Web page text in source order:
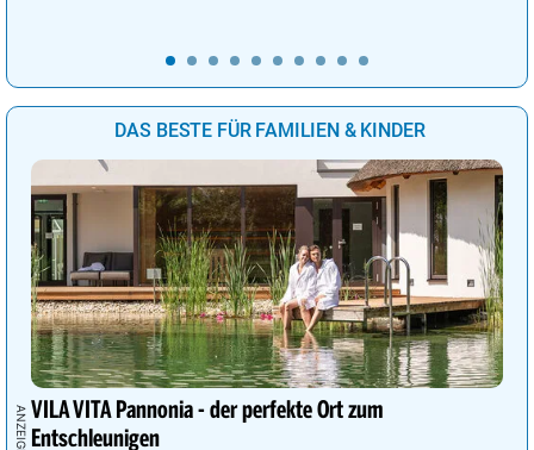
DAS BESTE FÜR FAMILIEN & KINDER
VILA VITA Pannonia - der perfekte Ort zum
Entschleunigen